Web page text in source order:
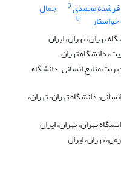
فرشته محمدی3 جمال
6
دانشگاه تهران
منابع انسانی، دانشگاه
دانشگاه تهران، تهران،
تهران، ایران